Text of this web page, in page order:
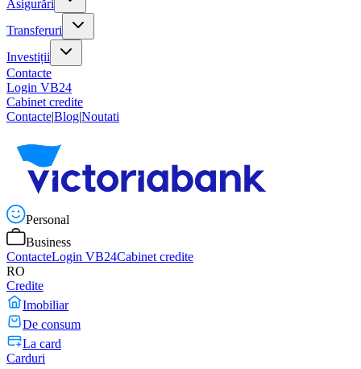
Asigurări
Transferuri
Investiții
Contacte
Login VB24
Cabinet credite
Contacte|Blog|Noutati
Personal
Business
ContacteLogin VB24Cabinet credite
RO
Credite
Imobiliar
De consum
La card
Carduri